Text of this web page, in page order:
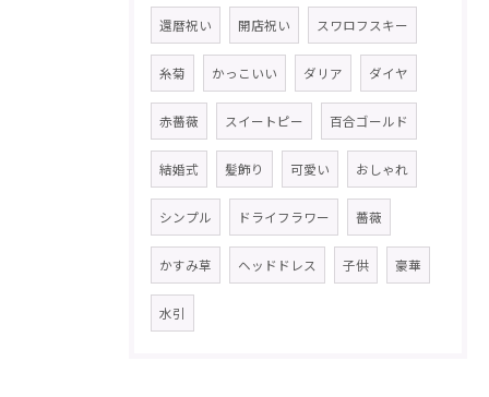
還暦祝い 開店祝い スワロフスキー
糸菊 かっこいい ダリア ダイヤ
赤薔薇 スイートピー 百合ゴールド
結婚式 髪飾り 可愛い おしゃれ
シンプル ドライフラワー 薔薇
かすみ草 ヘッドドレス 子供 豪華
水引